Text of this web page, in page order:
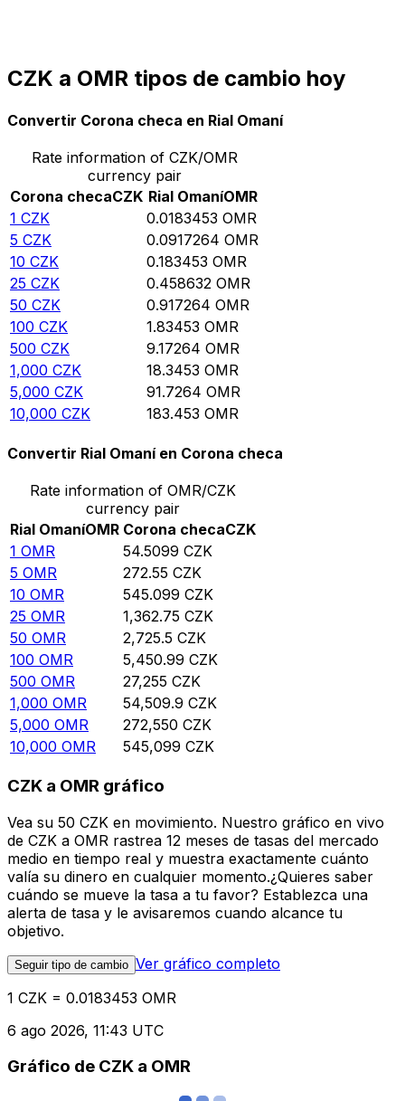
CZK a OMR tipos de cambio hoy
Convertir Corona checa en Rial Omaní
Rate information of CZK/OMR
currency pair
Corona checaCZK Rial OmaníOMR
1 CZK 0.0183453 OMR
5 CZK 0.0917264 OMR
10 CZK 0.183453 OMR
25 CZK 0.458632 OMR
50 CZK 0.917264 OMR
100 CZK 1.83453 OMR
500 CZK 9.17264 OMR
1,000 CZK 18.3453 OMR
5,000 CZK 91.7264 OMR
10,000 CZK 183.453 OMR
Convertir Rial Omaní en Corona checa
Rate information of OMR/CZK
currency pair
Rial OmaníOMR Corona checaCZK
1 OMR 54.5099 CZK
5 OMR 272.55 CZK
10 OMR 545.099 CZK
25 OMR 1,362.75 CZK
50 OMR 2,725.5 CZK
100 OMR 5,450.99 CZK
500 OMR 27,255 CZK
1,000 OMR 54,509.9 CZK
5,000 OMR 272,550 CZK
10,000 OMR 545,099 CZK
CZK a OMR gráfico
Vea su 50 CZK en movimiento. Nuestro gráfico en vivo
de CZK a OMR rastrea 12 meses de tasas del mercado
medio en tiempo real y muestra exactamente cuánto
valía su dinero en cualquier momento.¿Quieres saber
cuándo se mueve la tasa a tu favor? Establezca una
alerta de tasa y le avisaremos cuando alcance tu
objetivo.
Seguir tipo de cambio Ver gráfico completo
1 CZK = 0.0183453 OMR
6 ago 2026, 11:43 UTC
Gráfico de CZK a OMR